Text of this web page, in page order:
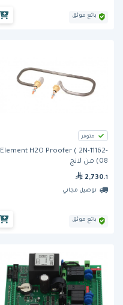
بائع موثق
متوفر
Element H2O Proofer ( 2N-11162-
08) من لانج
2,730 .1
توصيل مجاني
بائع موثق